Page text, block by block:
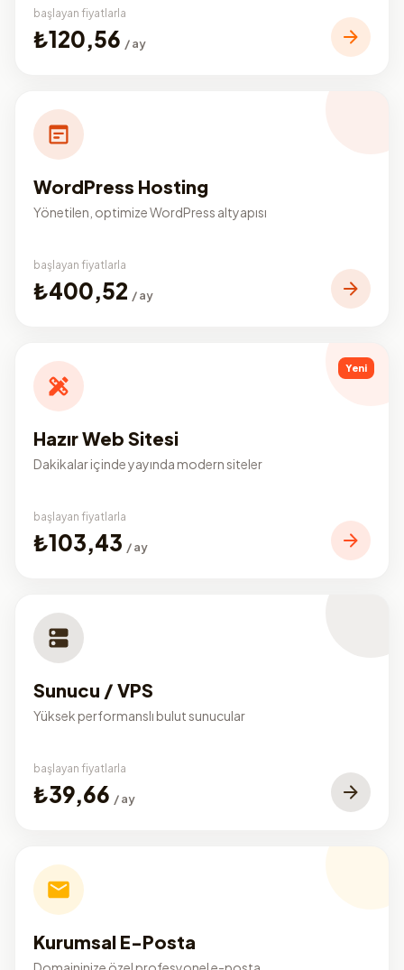
başlayan fiyatlarla
₺120,56 / ay
WordPress Hosting
Yönetilen, optimize WordPress altyapısı
başlayan fiyatlarla
₺400,52 / ay
Yeni
Hazır Web Sitesi
Dakikalar içinde yayında modern siteler
başlayan fiyatlarla
₺103,43 / ay
Sunucu / VPS
Yüksek performanslı bulut sunucular
başlayan fiyatlarla
₺39,66 / ay
Kurumsal E-Posta